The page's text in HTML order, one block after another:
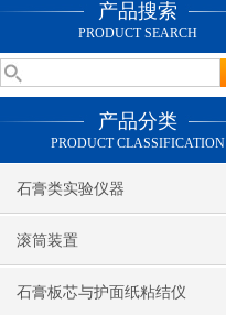
产品搜索
PRODUCT SEARCH
产品分类
PRODUCT CLASSIFICATION
石膏类实验仪器
滚筒装置
石膏板芯与护面纸粘结仪